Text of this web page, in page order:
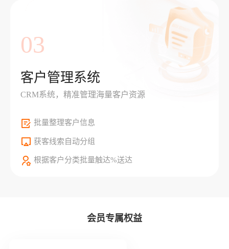
03
客户管理系统
CRM系统，精准管理海量客户资源
批量整理客户信息
获客线索自动分组
根据客户分类批量触达%送达
会员专属权益